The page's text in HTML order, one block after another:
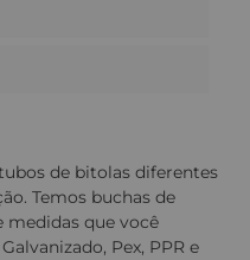
de bitolas diferentes
Temos buchas de
medidas que você
Pex, PPR e